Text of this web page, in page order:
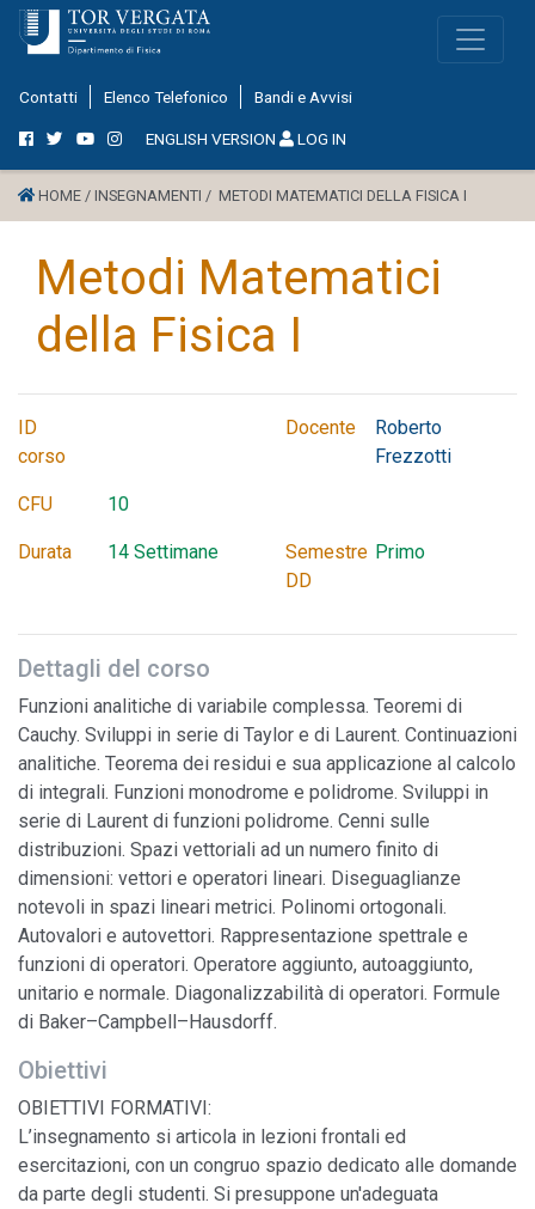
Contatti Elenco Telefonico Bandi e Avvisi
ENGLISH VERSION LOG IN
HOME / INSEGNAMENTI / METODI MATEMATICI DELLA FISICA I
Metodi Matematici
della Fisica I
ID
corso
Docente
Roberto
Frezzotti
CFU 10
Durata 14 Settimane
Semestre
DD
Primo
Dettagli del corso
Funzioni analitiche di variabile complessa. Teoremi di
Cauchy. Sviluppi in serie di Taylor e di Laurent. Continuazioni
analitiche. Teorema dei residui e sua applicazione al calcolo
di integrali. Funzioni monodrome e polidrome. Sviluppi in
serie di Laurent di funzioni polidrome. Cenni sulle
distribuzioni. Spazi vettoriali ad un numero finito di
dimensioni: vettori e operatori lineari. Diseguaglianze
notevoli in spazi lineari metrici. Polinomi ortogonali.
Autovalori e autovettori. Rappresentazione spettrale e
funzioni di operatori. Operatore aggiunto, autoaggiunto,
unitario e normale. Diagonalizzabilità di operatori. Formule
di Baker–Campbell–Hausdorff.
Obiettivi
OBIETTIVI FORMATIVI:
L’insegnamento si articola in lezioni frontali ed
esercitazioni, con un congruo spazio dedicato alle domande
da parte degli studenti. Si presuppone un'adeguata